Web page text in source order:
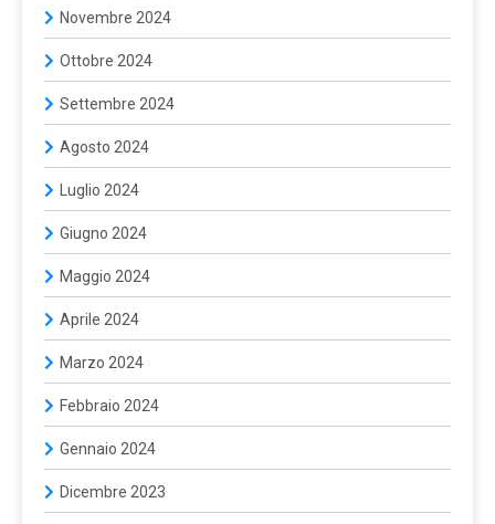
Novembre 2024
Ottobre 2024
Settembre 2024
Agosto 2024
Luglio 2024
Giugno 2024
Maggio 2024
Aprile 2024
Marzo 2024
Febbraio 2024
Gennaio 2024
Dicembre 2023